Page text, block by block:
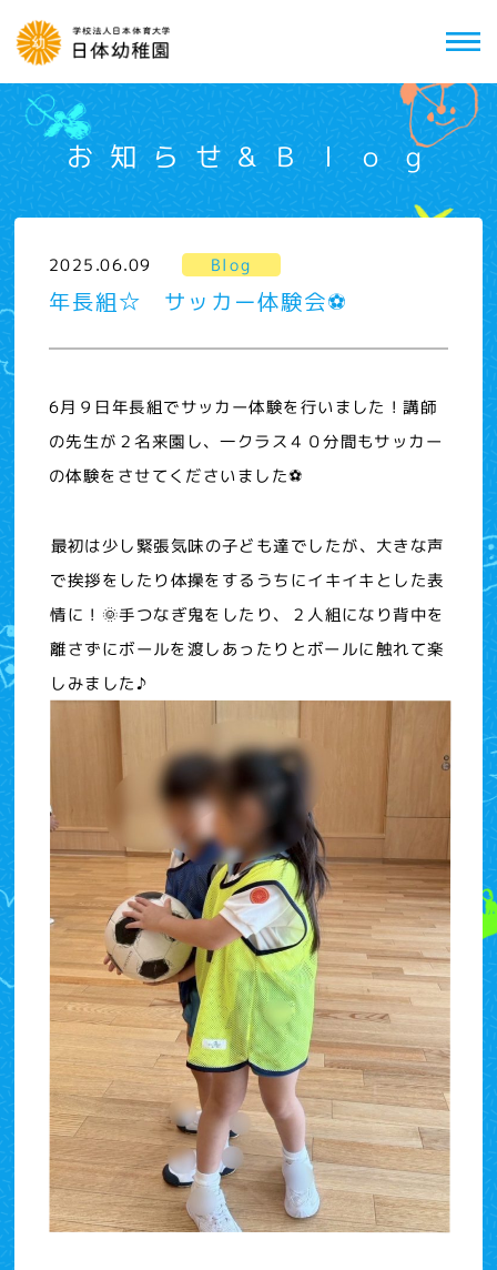
お知らせ&Ｂｌｏｇ
2025.06.09 Blog
年長組☆ サッカー体験会⚽
6月９日年長組でサッカー体験を行いました！講師
の先生が２名来園し、一クラス４０分間もサッカー
の体験をさせてくださいました⚽
最初は少し緊張気味の子ども達でしたが、大きな声
で挨拶をしたり体操をするうちにイキイキとした表
情に！🌞手つなぎ鬼をしたり、２人組になり背中を
離さずにボールを渡しあったりとボールに触れて楽
しみました♪